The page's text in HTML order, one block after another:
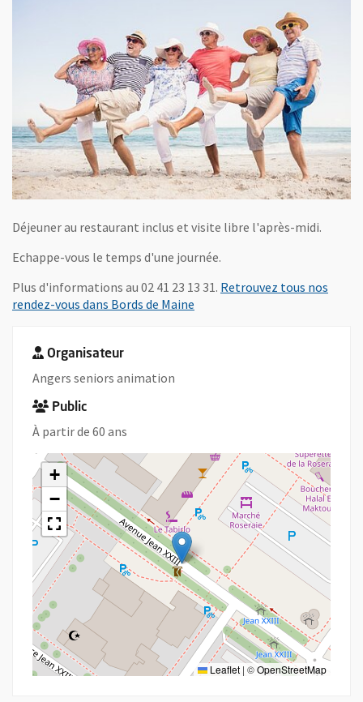
Déjeuner au restaurant inclus et visite libre l'après-midi.
Echappe-vous le temps d'une journée.
Plus d'informations au 02 41 23 13 31. Retrouvez tous nos
rendez-vous dans Bords de Maine
Organisateur
Angers seniors animation
Public
À partir de 60 ans
+
−
Leaflet | ©OpenStreetMap